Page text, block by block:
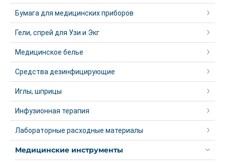
Бумага для медицинских приборов
Гели, спрей для Узи и Экг
Медицинское белье
Средства дезинфицирующие
Иглы, шприцы
Инфузионная терапия
Лабораторные расходные материалы
Медицинские инструменты